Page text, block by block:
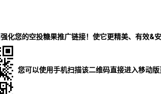
强化您的空投糖果推广链接！使它更精美、有效&安
您可以使用手机扫描该二维码直接进入移动版